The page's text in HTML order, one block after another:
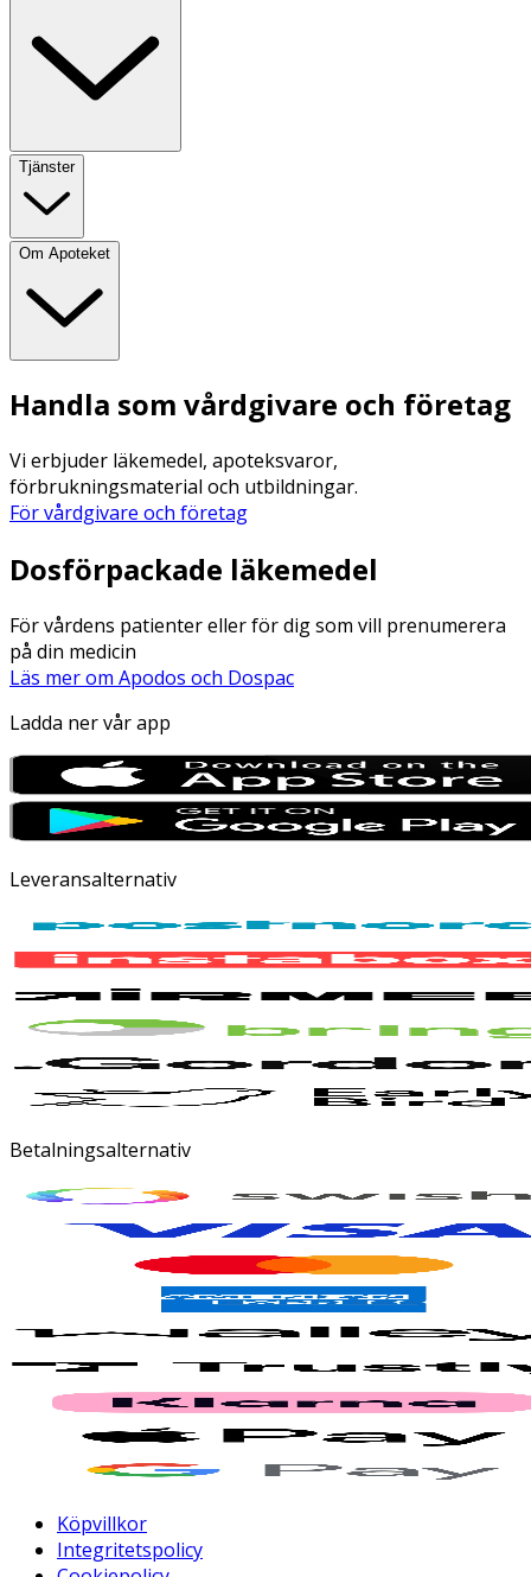
Tjänster
Om Apoteket
Handla som vårdgivare och företag
Vi erbjuder läkemedel, apoteksvaror,
förbrukningsmaterial och utbildningar.
För vårdgivare och företag
Dosförpackade läkemedel
För vårdens patienter eller för dig som vill prenumerera
på din medicin
Läs mer om Apodos och Dospac
Ladda ner vår app
Leveransalternativ
Betalningsalternativ
Köpvillkor
Integritetspolicy